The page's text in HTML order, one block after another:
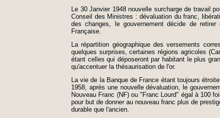
Le 30 Janvier 1948 nouvelle surcharge de travail
Conseil des Ministres : dévaluation du franc,
des changes, le gouvernement décide de
Française.
La répartition géographique des versements
quelques surprises, certaines régions agricoles
étant celles qui déposeront par habitant le plus
qu'accentuer la thésaurisation de l'or.
La vie de la Banque de France étant toujours
1958, après une nouvelle dévaluation, le
Nouveau Franc (NF) ou "Franc Lourd" égal à 100
pour but de donner au nouveau franc plus de
durable que l'ancien.